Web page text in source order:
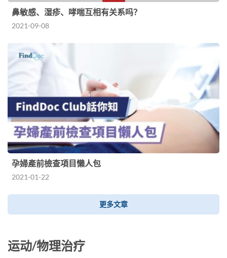
鼻敏感、湿疹、哮喘互相有关系吗？
2021-09-08
孕婦產前檢查項目懶人包
2021-01-22
更多文章
运动/物理治疗